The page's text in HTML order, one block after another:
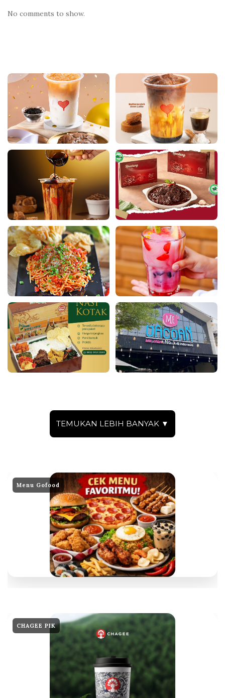
No comments to show.
TEMUKAN LEBIH BANYAK ▼
Menu Gofood
CHAGEE PIK